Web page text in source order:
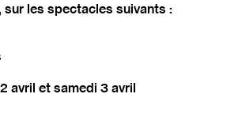
les spectacles suivants :
avril et samedi 3 avril